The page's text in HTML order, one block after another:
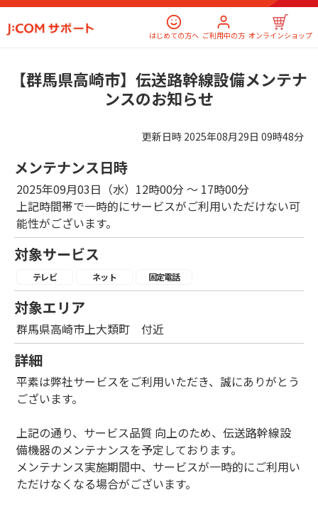
はじめての方へ ご利用中の方 オンラインショップ
【群馬県高崎市】伝送路幹線設備メンテナ
ンスのお知らせ
更新日時 2025年08月29日 09時48分
メンテナンス日時
2025年09月03日（水）12時00分 ～ 17時00分
上記時間帯で一時的にサービスがご利用いただけない可
能性がございます。
対象サービス
テレビ ネット 固定電話
対象エリア
群馬県高崎市上大類町 付近
詳細
平素は弊社サービスをご利用いただき、誠にありがとう
ございます。
上記の通り、サービス品質 向上のため、伝送路幹線設
備機器のメンテナンスを予定しております。
メンテナンス実施期間中、サービスが一時的にご利用い
ただけなくなる場合がございます。